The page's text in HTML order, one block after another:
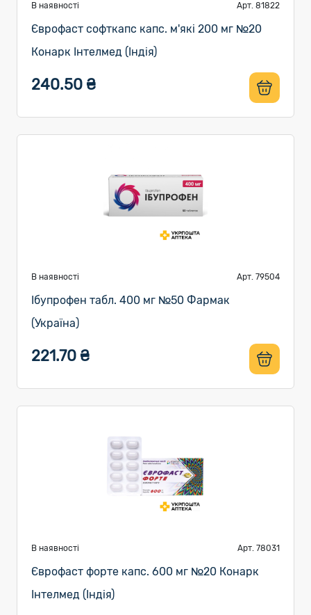
В наявності Арт. 81822
Єврофаст софткапс капс. м'які 200 мг №20
Конарк Інтелмед (Індія)
240.50 ₴
В наявності Арт. 79504
Ібупрофен табл. 400 мг №50 Фармак
(Україна)
221.70 ₴
В наявності Арт. 78031
Єврофаст форте капс. 600 мг №20 Конарк
Інтелмед (Індія)